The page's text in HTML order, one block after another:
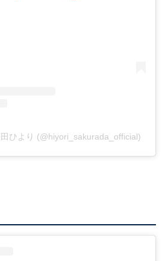
ひより (@hiyori_sakurada_official)